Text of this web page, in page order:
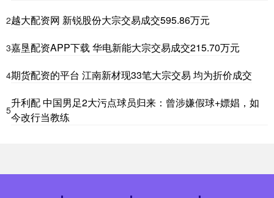
2越大配资网 新锐股份大宗交易成交595.86万元
3嘉垦配资APP下载 华电新能大宗交易成交215.70万元
4期货配资的平台 江南新材现33笔大宗交易 均为折价成交
5
升利配 中国男足2大污点球员归来：曾涉嫌假球+嫖娼，如
今改行当教练